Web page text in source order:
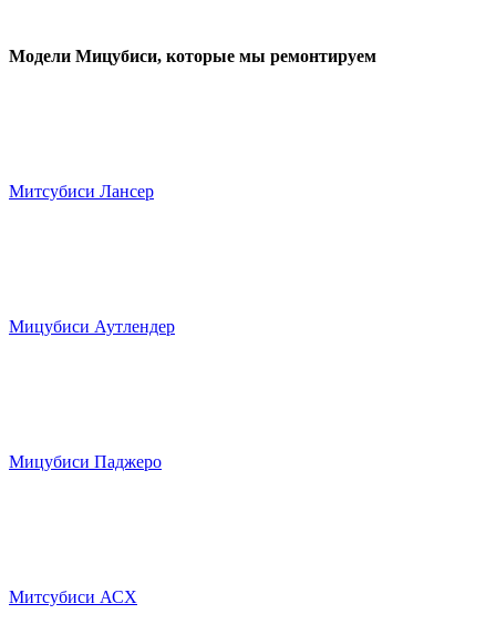
Модели Мицубиси, которые мы ремонтируем
Митсубиси Лансер
Мицубиси Аутлендер
Мицубиси Паджеро
Митсубиси АСХ